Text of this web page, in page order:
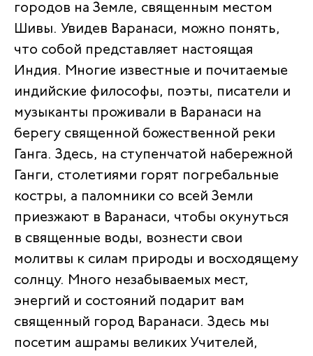
городов на Земле, священным местом
Шивы. Увидев Варанаси, можно понять,
что собой представляет настоящая
Индия. Многие известные и почитаемые
индийские философы, поэты, писатели и
музыканты проживали в Варанаси на
берегу священной божественной реки
Ганга. Здесь, на ступенчатой набережной
Ганги, столетиями горят погребальные
костры, а паломники со всей Земли
приезжают в Варанаси, чтобы окунуться
в священные воды, вознести свои
молитвы к силам природы и восходящему
солнцу. Много незабываемых мест,
энергий и состояний подарит вам
священный город Варанаси. Здесь мы
посетим ашрамы великих Учителей,